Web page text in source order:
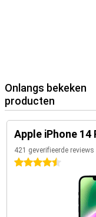
Onlangs bekeken
producten
Apple iPhone 14
421 geverifieerde reviews
4.5 sterren